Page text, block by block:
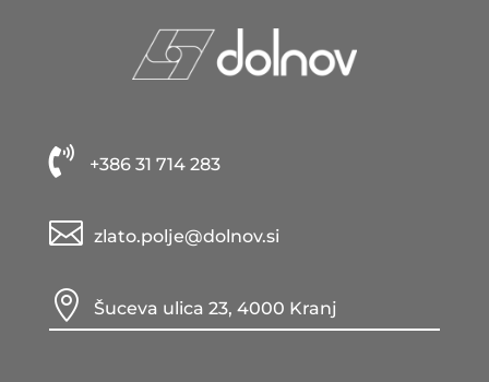
 +386 31 714 283
 zlato.polje@dolnov.si
 Šuceva ulica 23, 4000 Kranj